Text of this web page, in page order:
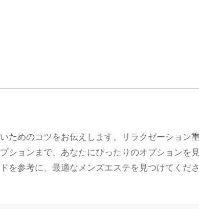
ためのコツをお伝えします。リラクゼーション
ションまで、あなたにぴったりのオプションを
参考に、最適なメンズエステを見つけてくださ